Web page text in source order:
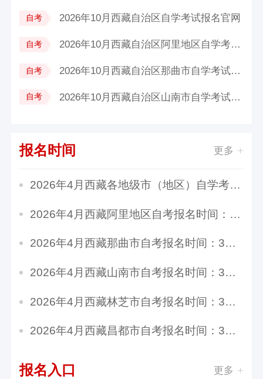
自考 2026年10月西藏自治区自学考试报名官网
自考 2026年10月西藏自治区阿里地区自学考试...
自考 2026年10月西藏自治区那曲市自学考试报...
自考 2026年10月西藏自治区山南市自学考试报...
报名时间 更多
2026年4月西藏各地级市（地区）自学考试报名时...
2026年4月西藏阿里地区自考报名时间：3月15日10...
2026年4月西藏那曲市自考报名时间：3月15日10:0...
2026年4月西藏山南市自考报名时间：3月15日10:0...
2026年4月西藏林芝市自考报名时间：3月15日10:0...
2026年4月西藏昌都市自考报名时间：3月15日10:0...
报名入口 更多